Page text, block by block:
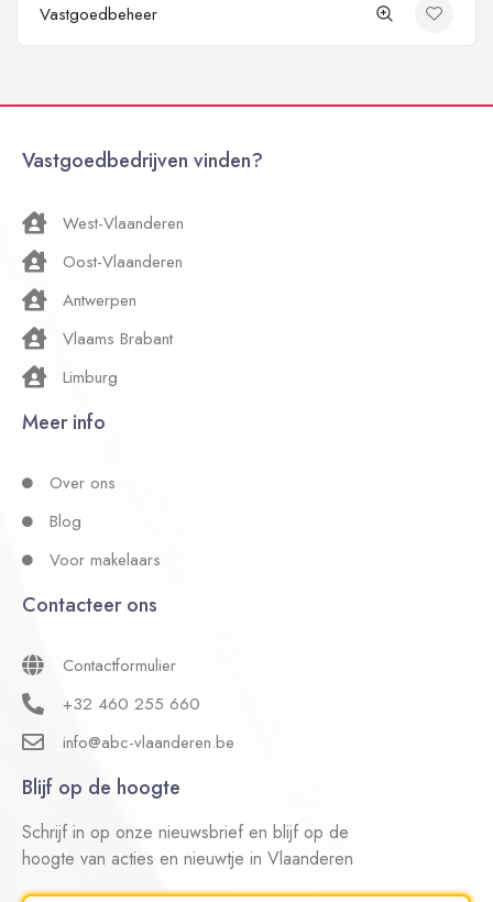
Vastgoedbeheer
Vastgoedbedrijven vinden?
West-Vlaanderen
Oost-Vlaanderen
Antwerpen
Vlaams Brabant
Limburg
Meer info
Over ons
Blog
Voor makelaars
Contacteer ons
Contactformulier
+32 460 255 660
info@abc-vlaanderen.be
Blijf op de hoogte
Schrijf in op onze nieuwsbrief en blijf op de
hoogte van acties en nieuwtje in Vlaanderen